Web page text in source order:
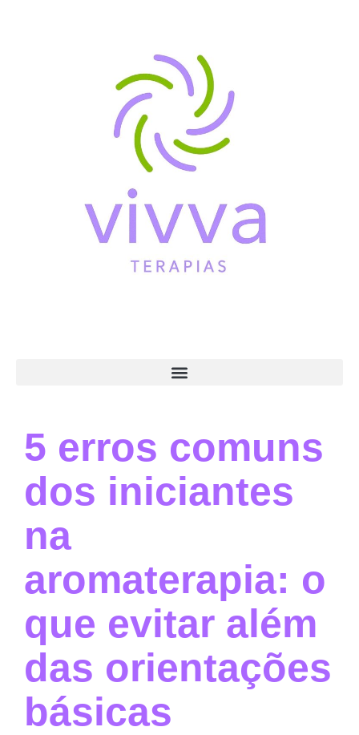
5 erros comuns
dos iniciantes
na
aromaterapia: o
que evitar além
das orientações
básicas